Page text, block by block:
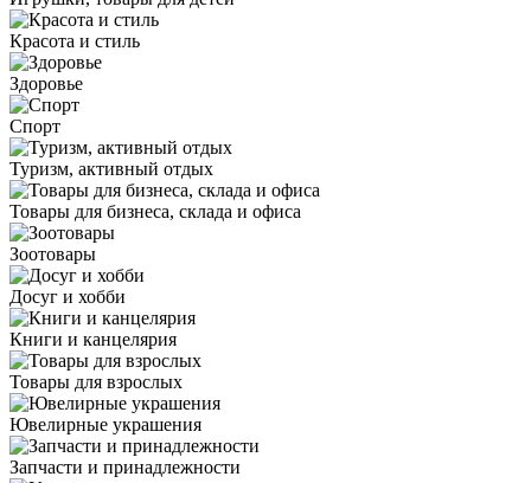
Красота и стиль
Здоровье
Спорт
Туризм, активный отдых
Товары для бизнеса, склада и офиса
Зоотовары
Досуг и хобби
Книги и канцелярия
Товары для взрослых
Ювелирные украшения
Запчасти и принадлежности